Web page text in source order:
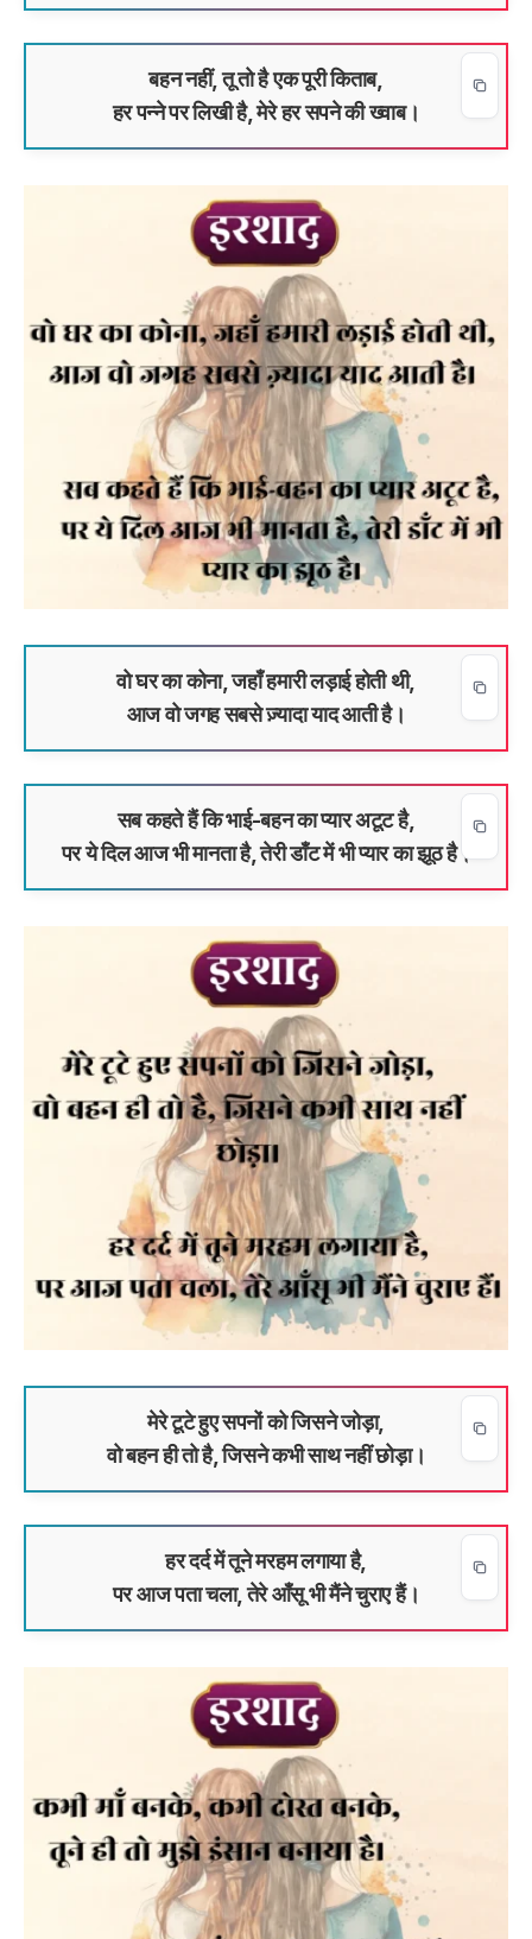
बहन नहीं, तू तो है एक पूरी किताब,
हर पन्ने पर लिखी है, मेरे हर सपने की ख्वाब।
वो घर का कोना, जहाँ हमारी लड़ाई होती थी,
आज वो जगह सबसे ज़्यादा याद आती है।
सब कहते हैं कि भाई-बहन का प्यार अटूट है,
पर ये दिल आज भी मानता है, तेरी डाँट में भी प्यार का झूठ है।
मेरे टूटे हुए सपनों को जिसने जोड़ा,
वो बहन ही तो है, जिसने कभी साथ नहीं छोड़ा।
हर दर्द में तूने मरहम लगाया है,
पर आज पता चला, तेरे आँसू भी मैंने चुराए हैं।